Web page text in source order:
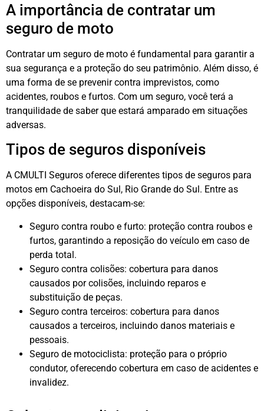
A importância de contratar um
seguro de moto
Contratar um seguro de moto é fundamental para garantir a
sua segurança e a proteção do seu patrimônio. Além disso, é
uma forma de se prevenir contra imprevistos, como
acidentes, roubos e furtos. Com um seguro, você terá a
tranquilidade de saber que estará amparado em situações
adversas.
Tipos de seguros disponíveis
A CMULTI Seguros oferece diferentes tipos de seguros para
motos em Cachoeira do Sul, Rio Grande do Sul. Entre as
opções disponíveis, destacam-se:
Seguro contra roubo e furto: proteção contra roubos e
furtos, garantindo a reposição do veículo em caso de
perda total.
Seguro contra colisões: cobertura para danos
causados por colisões, incluindo reparos e
substituição de peças.
Seguro contra terceiros: cobertura para danos
causados a terceiros, incluindo danos materiais e
pessoais.
Seguro de motociclista: proteção para o próprio
condutor, oferecendo cobertura em caso de acidentes e
invalidez.